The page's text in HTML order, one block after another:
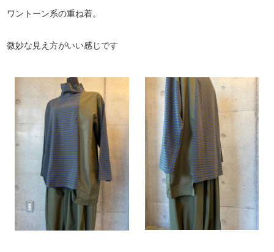
ワントーン系の重ね着。
微妙な見え方がいい感じです